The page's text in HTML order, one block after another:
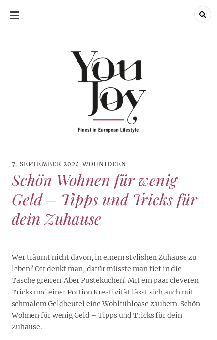
SKIP
7. SEPTEMBER 2024 WOHNIDEEN
Schön Wohnen für wenig
Geld – Tipps und Tricks für
dein Zuhause
Wer träumt nicht davon, in einem stylishen Zuhause zu
leben? Oft denkt man, dafür müsste man tief in die
Tasche greifen. Aber Pustekuchen! Mit ein paar cleveren
Tricks und einer Portion Kreativität lässt sich auch mit
schmalem Geldbeutel eine Wohlfühloase zaubern. Schön
Wohnen für wenig Geld – Tipps und Tricks für dein
Zuhause.